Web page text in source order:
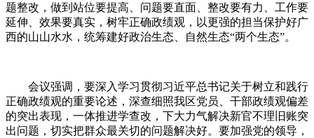
题整改，做到站位要提高、问题要直面、整改要有力、工作要
延伸、效果要真实，树牢正确政绩观，以更强的担当保护好广
西的山山水水，统筹建好政治生态、自然生态“两个生态”。
会议强调，要深入学习贯彻习近平总书记关于树立和践行
正确政绩观的重要论述，深查细照我区党员、干部政绩观偏差
的突出表现，一体推进学查改，下大力气解决新官不理旧账突
出问题，切实把群众最关切的问题解决好。要加强党的领导，